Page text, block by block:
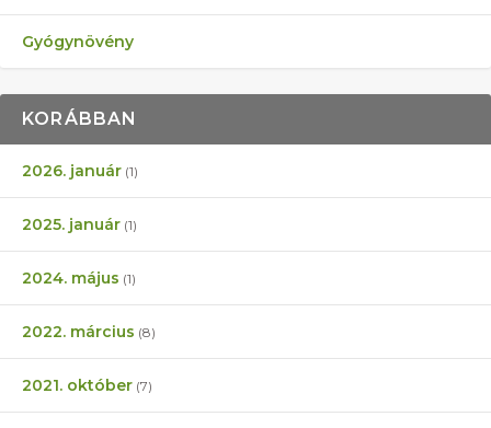
Gyógynövény
KORÁBBAN
2026. január (1)
2025. január (1)
2024. május (1)
2022. március (8)
2021. október (7)